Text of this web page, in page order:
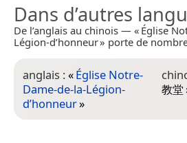
Dans d’autres
De l’anglais au chinois — « Église
Légion-d’honneur » porte de
anglais :«Église Notre-
Dame-de-la-Légion-
d’honneur»
教堂